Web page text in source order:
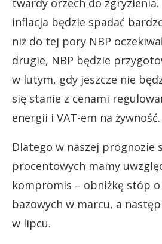
inflacja będzie spadać
niż do tej pory NBP
drugie, NBP będzie
w lutym, gdy jeszcze nie
się stanie z cenami
energii i VAT-em na żywność.
Dlatego w naszej prognozie
procentowych mamy
kompromis – obniżkę stóp
bazowych w marcu, a
w lipcu.